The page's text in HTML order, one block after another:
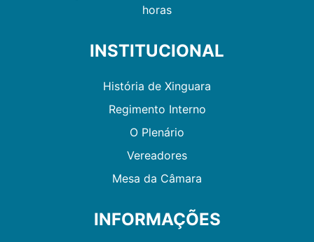
horas
INSTITUCIONAL
História de Xinguara
Regimento Interno
O Plenário
Vereadores
Mesa da Câmara
INFORMAÇÕES